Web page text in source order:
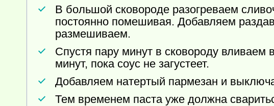
В большой сковороде разогреваем
постоянно помешивая. Добавляем
размешиваем.
Спустя пару минут в сковороду
минут, пока соус не загустеет.
Добавляем натертый пармезан и
Тем временем паста уже должна